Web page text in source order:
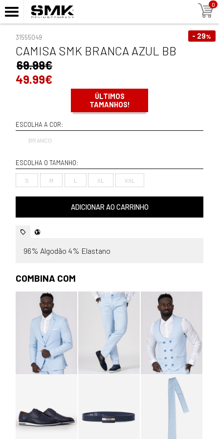
0
- 29%
31555049
CAMISA SMK BRANCA AZUL BB
69.99€
49.99€
ÚLTIMOS
TAMANHOS!
ESCOLHA A COR:
BRANCO
ESCOLHA O TAMANHO:
S M L XL XXL
ADICIONAR AO CARRINHO
96% Algodão 4% Elastano
COMBINA COM